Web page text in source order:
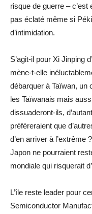
risque de guerre – c’est
pas éclaté même si
d’intimidation.
S’agit-il pour Xi Jinping
mène-t-elle
débarquer à Taïwan, un
les Taïwanais mais
dissuaderont-ils,
préféreraient que
d’en arriver à l’extrême
Japon ne pourraient
mondiale qui risquerait
L’île reste leader pour
Semiconductor